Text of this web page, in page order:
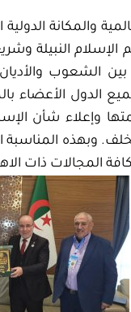
والمكانة
النبيلة
بين الشعوب
الدول الأعضاء
وإعلاء شأن
وبهذه المناسبة
المجالات ذات